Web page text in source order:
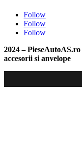
Follow
Follow
Follow
2024 – PieseAutoAS.ro
accesorii si anvelope